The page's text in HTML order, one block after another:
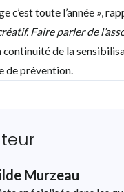
c’est toute l’année »,
Faire parler de
de la
de prévention.
Murzeau